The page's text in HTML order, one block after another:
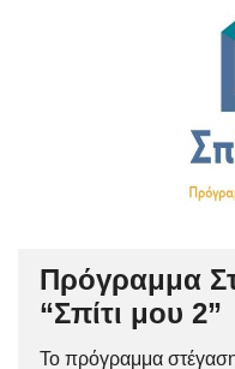
Πρόγραμμα
“Σπίτι μου 2”
Το πρόγραμμα